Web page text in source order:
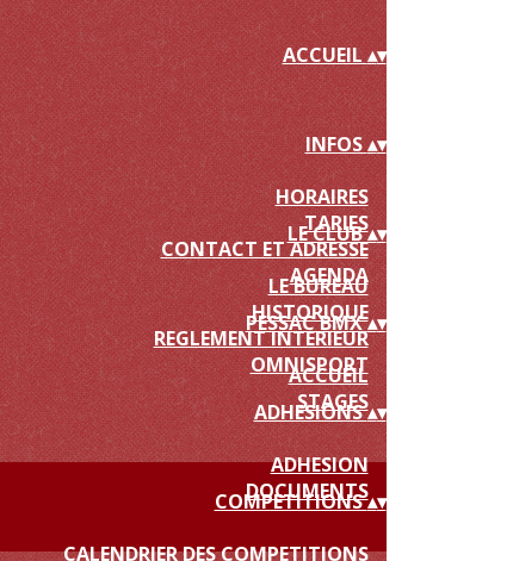
ACCUEIL▴▾
INFOS▴▾
HORAIRES
TARIFS
CONTACT ET ADRESSE
AGENDA
LE CLUB▴▾
LE BUREAU
HISTORIQUE
REGLEMENT INTERIEUR
OMNISPORT
PESSAC BMX▴▾
ACCUEIL
STAGES
ADHESIONS▴▾
ADHESION
DOCUMENTS
COMPETITIONS▴▾
CALENDRIER DES COMPETITIONS